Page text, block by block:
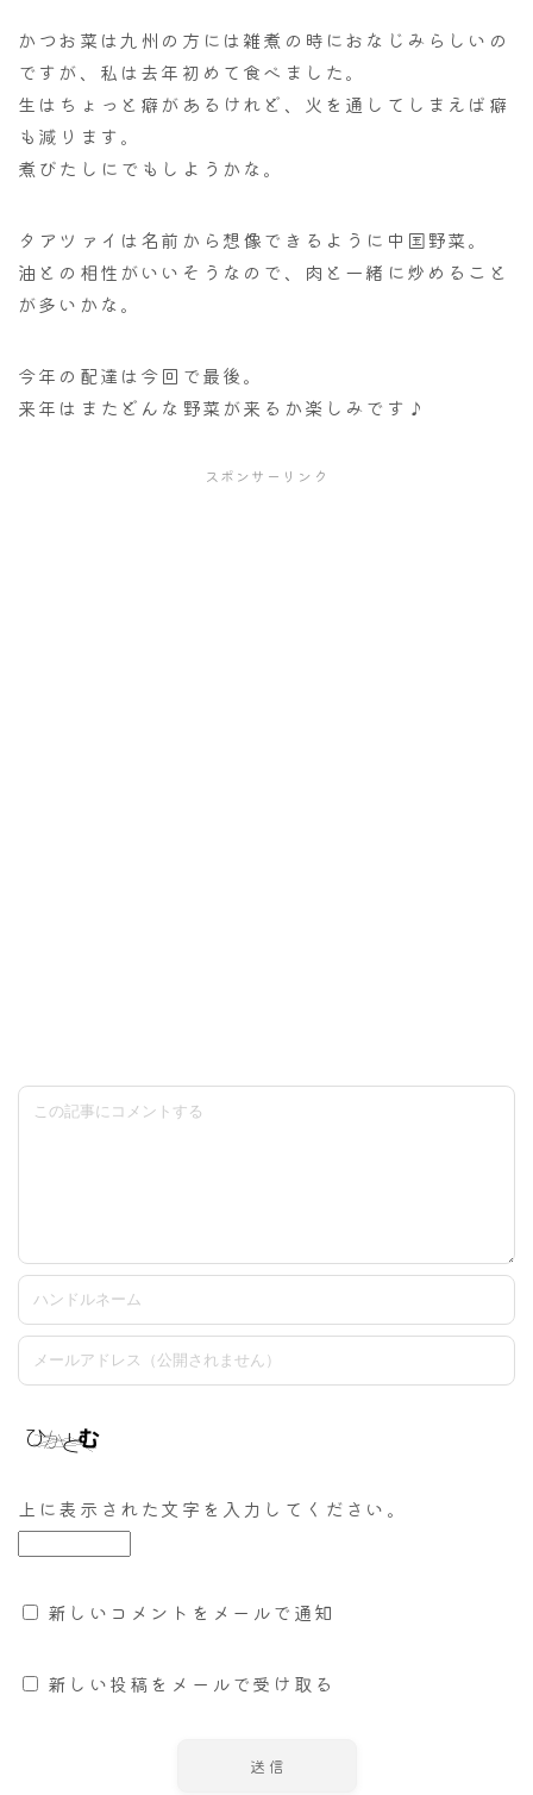
かつお菜は九州の方には雑煮の時におなじみらしいの
ですが、私は去年初めて食べました。
生はちょっと癖があるけれど、火を通してしまえば癖
も減ります。
煮びたしにでもしようかな。
タアツァイは名前から想像できるように中国野菜。
油との相性がいいそうなので、肉と一緒に炒めること
が多いかな。
今年の配達は今回で最後。
来年はまたどんな野菜が来るか楽しみです♪
スポンサーリンク
上に表示された文字を入力してください。
新しいコメントをメールで通知
新しい投稿をメールで受け取る